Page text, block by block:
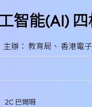
智能(AI)
主辦： 教育局、 香港電
2C 巴爾珊